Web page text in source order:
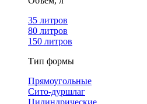
35 литров
80 литров
150 литров
Тип формы
Прямоугольные
Сито-дуршлаг
Цилиндрические